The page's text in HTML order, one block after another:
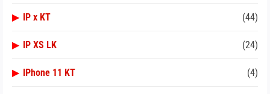
▶ IP x KT (44)
▶ IP XS LK (24)
▶ IPhone 11 KT (4)